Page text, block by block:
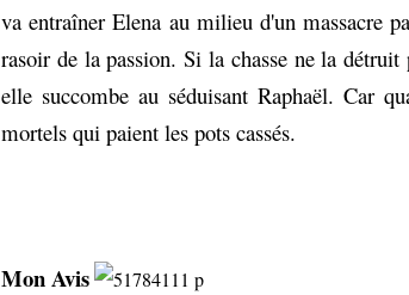
va entraîner Elena au milieu d'un massacre
rasoir de la passion. Si la chasse ne la
elle succombe au séduisant Raphaël. Car
mortels qui paient les pots cassés.
Mon Avis